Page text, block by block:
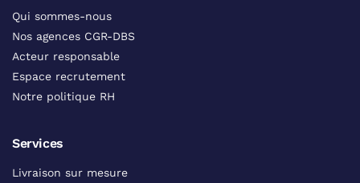
Qui sommes-nous
Nos agences CGR-DBS
Acteur responsable
Espace recrutement
Notre politique RH
Services
Livraison sur mesure